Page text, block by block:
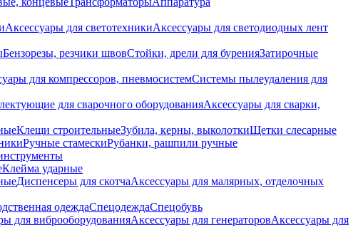
Аксессуары для светотехникиАксессуары для светодиодных лент
Бензорезы, резчики швовСтойки, дрели для буренияЗатирочные
для компрессоров, пневмосистемСистемы пылеудаления для
для сварочного оборудованияАксессуары для сварки,
Клещи строительныеЗубила, керны, выколоткиЩетки слесарные
Ручные стамескиРубанки, рашпили ручные
Клейма ударные
Диспенсеры для скотчаАксессуары для малярных, отделочных
одеждаСпецодеждаСпецобувь
для виброоборудованияАксессуары для генераторовАксессуары для